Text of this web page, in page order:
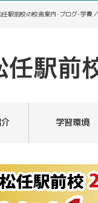
駅前校の校舎案内･ブログ･学費
学習環境